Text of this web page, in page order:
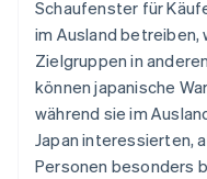
Schaufenster für
im Ausland betreiben,
Zielgruppen in
können japanische
während sie im
Japan interessierten,
Personen besonders